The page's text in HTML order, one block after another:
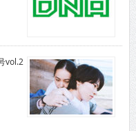
vol.2